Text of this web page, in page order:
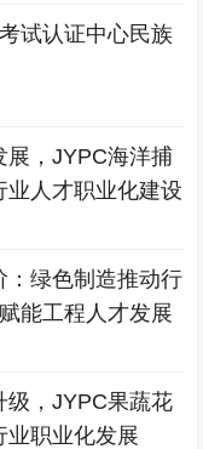
试认证中心民族
展，JYPC海洋捕
业人才职业化建设
：绿色制造推动行
能工程人才发展
级，JYPC果蔬花
业职业化发展